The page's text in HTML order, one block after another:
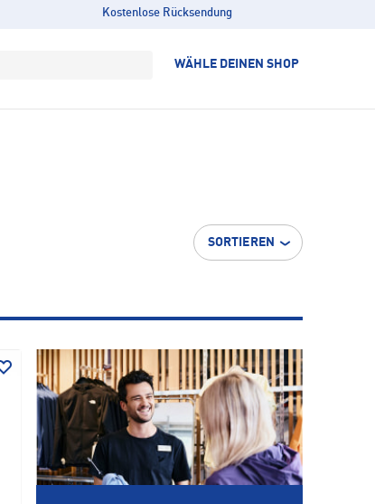
Kostenlose Rücksendung
WÄHLE DEINEN SHOP
SORTIEREN